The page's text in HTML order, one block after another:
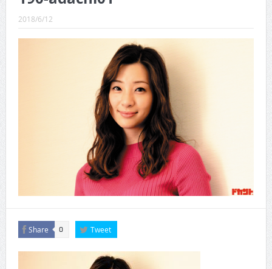
CINEMA×STYLE 289号
CINEMA×STYLE 288号
CINEMA×STYLE 287号
CINEMA×STYLE 286号
CINEMA×STYLE 285号
CINEMA×STYLE 294号
2018/6/12
Share 0 Tweet